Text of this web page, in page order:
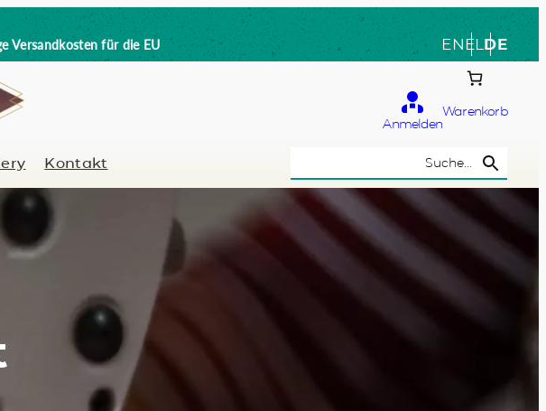
Versandkosten für die EU EN ELDE
Anmelden
Warenkorb
Trick or Treat?
Handbemalt
Coffee Lovers
Kontakt